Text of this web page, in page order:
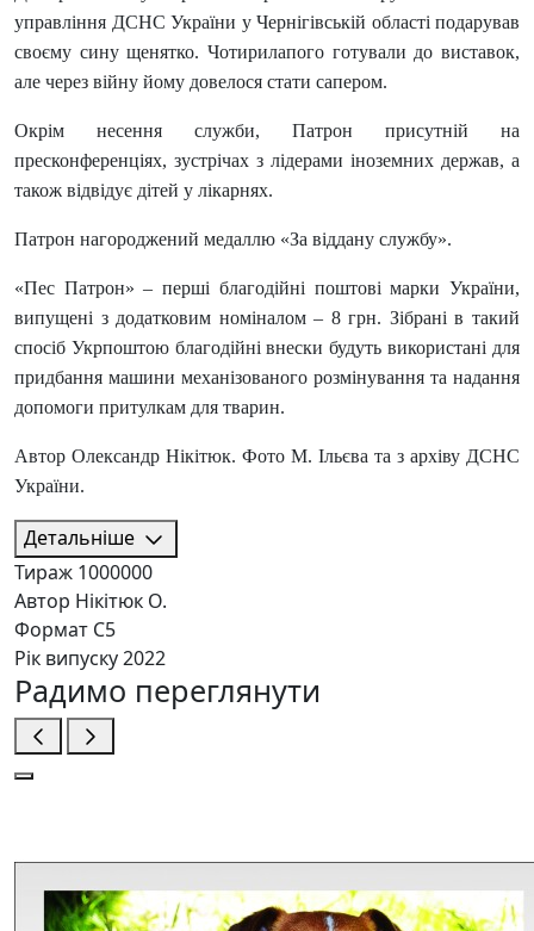
управління ДСНС України у Чернігівській області подарував
своєму сину щенятко. Чотирилапого готували до виставок,
але через війну йому довелося стати сапером.
Окрім несення служби, Патрон присутній на
пресконференціях, зустрічах з лідерами іноземних держав, а
також відвідує дітей у лікарнях.
Патрон нагороджений медаллю «За віддану службу».
«Пес Патрон» – перші благодійні поштові марки України,
випущені з додатковим номіналом – 8 грн. Зібрані в такий
спосіб Укрпоштою благодійні внески будуть використані для
придбання машини механізованого розмінування та надання
допомоги притулкам для тварин.
Автор Олександр Нікітюк. Фото М. Ільєва та з архіву ДСНС
України.
Детальніше
Тираж 1000000
Автор Нікітюк О.
Формат C5
Рік випуску2022
Радимо переглянути